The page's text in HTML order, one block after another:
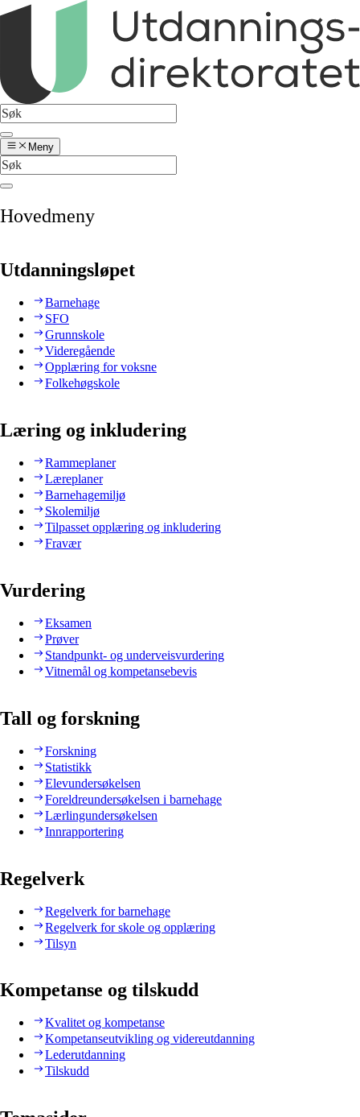
Meny
Hovedmeny
Utdanningsløpet
Barnehage
SFO
Grunnskole
Videregående
Opplæring for voksne
Folkehøgskole
Læring og inkludering
Rammeplaner
Læreplaner
Barnehagemiljø
Skolemiljø
Tilpasset opplæring og inkludering
Fravær
Vurdering
Eksamen
Prøver
Standpunkt- og underveisvurdering
Vitnemål og kompetansebevis
Tall og forskning
Forskning
Statistikk
Elevundersøkelsen
Foreldreundersøkelsen i barnehage
Lærlingundersøkelsen
Innrapportering
Regelverk
Regelverk for barnehage
Regelverk for skole og opplæring
Tilsyn
Kompetanse og tilskudd
Kvalitet og kompetanse
Kompetanseutvikling og videreutdanning
Lederutdanning
Tilskudd